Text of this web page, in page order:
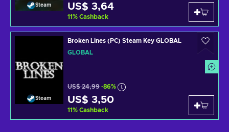
Steam US$ 3,64
11% Cashback
Steam
Broken Lines (PC) Steam Key GLOBAL
GLOBAL
US$ 24,99 -86%
US$ 3,50
11% Cashback